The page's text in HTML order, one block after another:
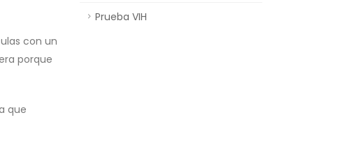
Prueba VIH
con un
porque
que